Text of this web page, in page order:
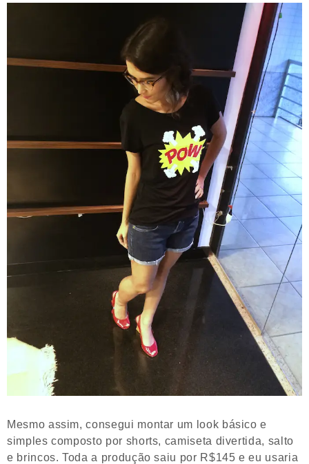
Mesmo assim, consegui montar um look básico e
simples composto por shorts, camiseta divertida, salto
e brincos. Toda a produção saiu por R$145 e eu usaria